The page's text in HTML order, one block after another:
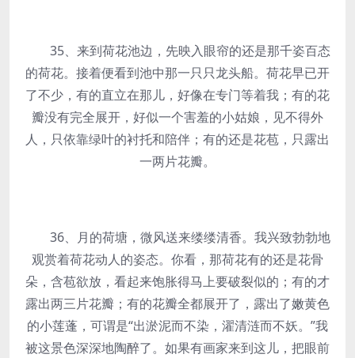
35、来到荷花池边，先映入眼帘的还是那千姿百态
的荷花。接着便看到池中那一只只龙头船。荷花早已开
了不少，有的直立在那儿，好像在专门等着我；有的花
瓣没有完全展开，好似一个害羞的小姑娘，见不得外
人，只依靠绿叶的衬托和陪伴；有的还是花苞，只露出
一两片花瓣。
36、月的荷塘，微风送来缕缕清香。我兴致勃勃地
观赏着荷花动人的姿态。你看，那荷花有的还是花骨
朵，含苞欲放，看起来饱胀得马上要破裂似的；有的才
露出两三片花瓣；有的花瓣全都展开了，露出了嫩黄色
的小莲蓬，可谓是“出淤泥而不染，濯清涟而不妖。”我
被这景色深深地陶醉了。如果有画家来到这儿，把眼前